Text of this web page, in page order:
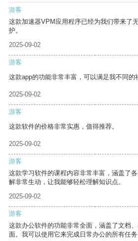
游客
这款加速器VPM应用程序已经为我们带来了
护。
2025-09-02
游客
这款app的功能非常丰富，可以满足我不同的
2025-09-02
游客
这款软件的价格非常实惠，值得推荐。
2025-09-02
游客
这款学习软件的课程内容非常丰富，涵盖了
解非常生动，让我能够轻松理解知识点。
2025-09-02
游客
这款办公软件的功能非常全面，涵盖了文档
面。我可以使用它来完成日常办公的所有任务